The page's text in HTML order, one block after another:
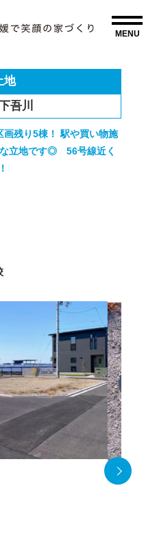
地
吾川
残り5棟！ 駅や買い物施
立地です◎ 56号線近く